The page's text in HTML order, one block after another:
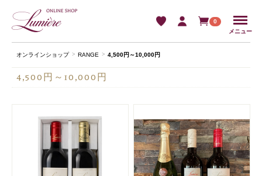
0
メニュー
オンラインショップ RANGE 4,500円～10,000円
4,500円～10,000円